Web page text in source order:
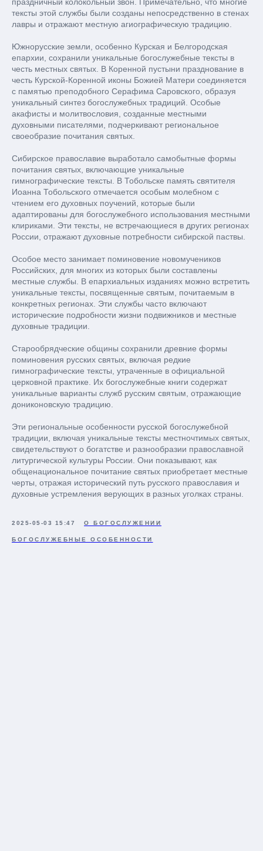
тексты этой службы были созданы непосредственно в стенах
лавры и отражают местную агиографическую традицию.
Южнорусские земли, особенно Курская и Белгородская
епархии, сохранили уникальные богослужебные тексты в
честь местных святых. В Коренной пустыни празднование в
честь Курской-Коренной иконы Божией Матери соединяется
с памятью преподобного Серафима Саровского, образуя
уникальный синтез богослужебных традиций. Особые
акафисты и молитвословия, созданные местными
духовными писателями, подчеркивают региональное
своеобразие почитания святых.
Сибирское православие выработало самобытные формы
почитания святых, включающие уникальные
гимнографические тексты. В Тобольске память святителя
Иоанна Тобольского отмечается особым молебном с
чтением его духовных поучений, которые были
адаптированы для богослужебного использования местными
клириками. Эти тексты, не встречающиеся в других регионах
России, отражают духовные потребности сибирской паствы.
Особое место занимает поминовение новомучеников
Российских, для многих из которых были составлены
местные службы. В епархиальных изданиях можно встретить
уникальные тексты, посвященные святым, почитаемым в
конкретных регионах. Эти службы часто включают
исторические подробности жизни подвижников и местные
духовные традиции.
Старообрядческие общины сохранили древние формы
поминовения русских святых, включая редкие
гимнографические тексты, утраченные в официальной
церковной практике. Их богослужебные книги содержат
уникальные варианты служб русским святым, отражающие
дониконовскую традицию.
Эти региональные особенности русской богослужебной
традиции, включая уникальные тексты местночтимых святых,
свидетельствуют о богатстве и разнообразии православной
литургической культуры России. Они показывают, как
общенациональное почитание святых приобретает местные
черты, отражая исторический путь русского православия и
духовные устремления верующих в разных уголках страны.
2025-05-03 15:47 О БОГОСЛУЖЕНИИ
БОГОСЛУЖЕБНЫЕ ОСОБЕННОСТИ